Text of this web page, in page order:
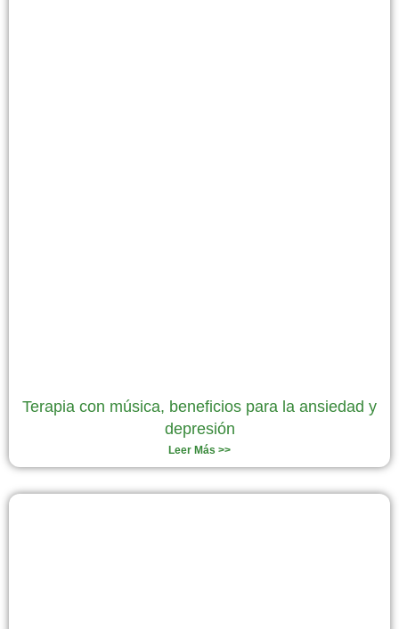
Terapia con música, beneficios para la ansiedad y
depresión
Leer Más >>